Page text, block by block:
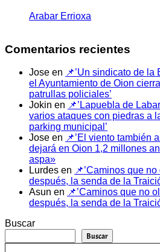
Arabar Errioxa
Comentarios recientes
Jose en 📌’Un sindicato de
el Ayuntamiento de Oion
patrullas policiales’
Jokin en 📌’Lapuebla de
varios ataques con piedras a
parking municipal’
Jose en 📌’El viento también
dejará en Oion 1,2 millones
aspa»
Lurdes en 📌’Caminos que
después, la senda de la
Asun en 📌’Caminos que no
después, la senda de la
Buscar
Buscar
Escribe tu correo electrónico…